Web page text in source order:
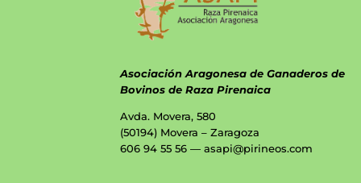
Asociación Aragonesa de Ganaderos de
Bovinos de Raza Pirenaica
Avda. Movera, 580
(50194) Movera – Zaragoza
606 94 55 56 — asapi@pirineos.com